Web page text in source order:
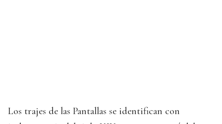
Los trajes de las Pantallas se identifican con